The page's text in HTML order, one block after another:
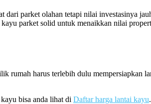
parket olahan tetapi nilai investasinya
parket solid untuk menaikkan nilai
rumah harus terlebih dulu mempersiapkan
bisa anda lihat di Daftar harga lantai kayu.